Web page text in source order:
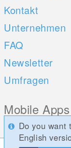
Kontakt
Unternehmen
FAQ
Newsletter
Umfragen
Mobile Apps
iOSDo you want
English